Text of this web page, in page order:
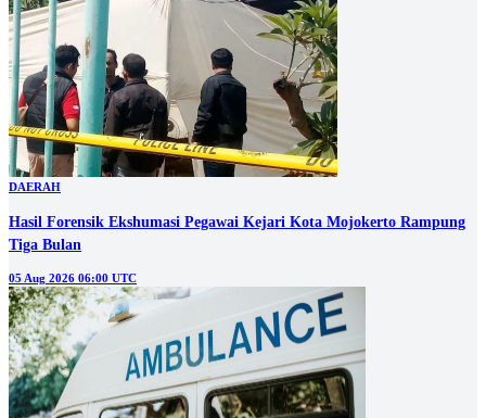
DAERAH
Hasil Forensik Ekshumasi Pegawai Kejari Kota Mojokerto Rampung
Tiga Bulan
05 Aug 2026 06:00 UTC